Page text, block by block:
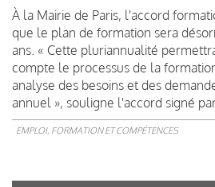
À la Mairie de Paris, l'accord
que le plan de formation sera
ans. « Cette pluriannualité
compte le processus de la
analyse des besoins et des
annuel », souligne l'accord signé
EMPLOI, FORMATION ET COMPÉTENCES